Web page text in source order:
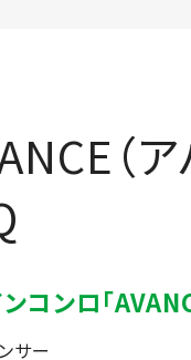
（
ンロ「
サー